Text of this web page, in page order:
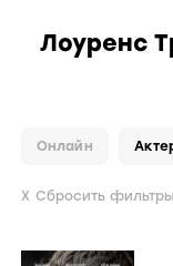
Лоуренс
Онлайн
Сбросить фильтры